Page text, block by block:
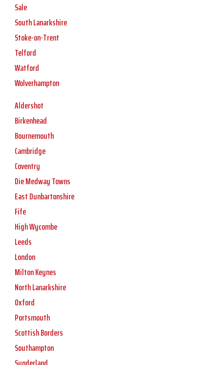
Sale
South Lanarkshire
Stoke-on-Trent
Telford
Watford
Wolverhampton
Aldershot
Birkenhead
Bournemouth
Cambridge
Coventry
Die Medway Towns
East Dunbartonshire
Fife
High Wycombe
Leeds
London
Milton Keynes
North Lanarkshire
Oxford
Portsmouth
Scottish Borders
Southampton